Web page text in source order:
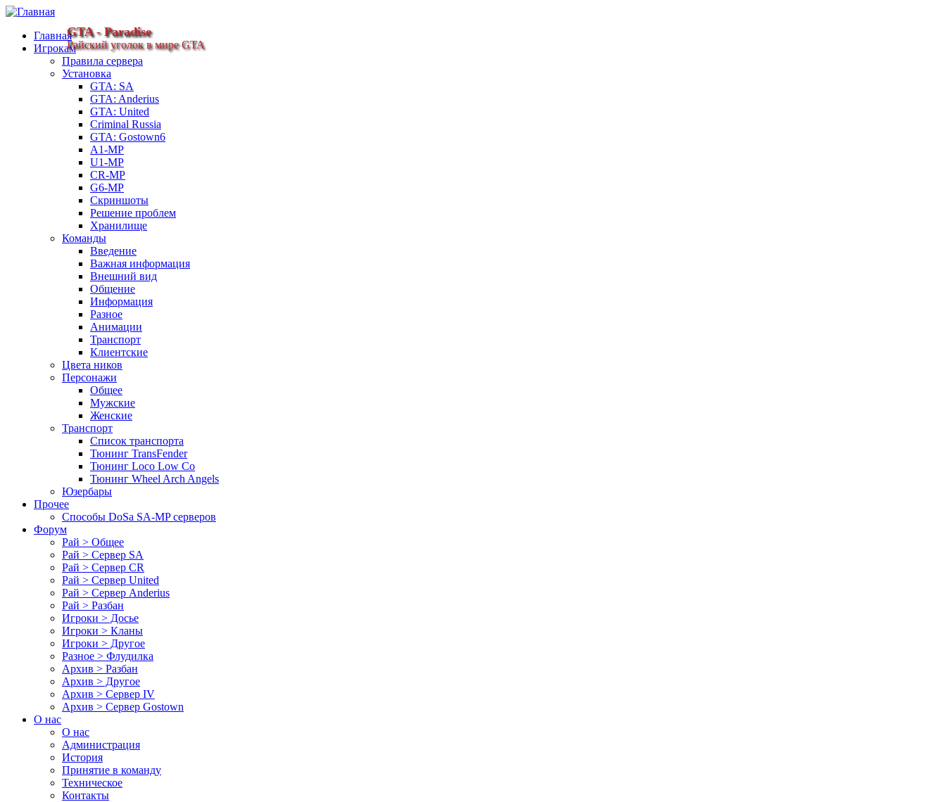
GTA - Paradise
Райский уголок в мире GTA
Главная
Игрокам
Правила сервера
Установка
GTA: SA
GTA: Anderius
GTA: United
Criminal Russia
GTA: Gostown6
A1-MP
U1-MP
CR-MP
G6-MP
Скриншоты
Решение проблем
Хранилище
Команды
Введение
Важная информация
Внешний вид
Общение
Информация
Разное
Анимации
Транспорт
Клиентские
Цвета ников
Персонажи
Общее
Мужские
Женские
Транспорт
Список транспорта
Тюнинг TransFender
Тюнинг Loco Low Co
Тюнинг Wheel Arch Angels
Юзербары
Прочее
Cпособы DoSа SA-MP серверов
Форум
Рай > Общее
Рай > Сервер SA
Рай > Сервер CR
Рай > Сервер United
Рай > Сервер Anderius
Рай > Разбан
Игроки > Досье
Игроки > Кланы
Игроки > Другое
Разное > Флудилка
Архив > Разбан
Архив > Другое
Архив > Сервер IV
Архив > Сервер Gostown
О нас
О нас
Администрация
История
Принятие в команду
Техническое
Контакты